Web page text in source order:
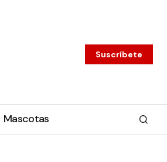
Suscríbete
Mascotas